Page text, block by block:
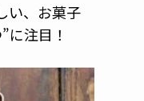
い、お菓子
に注目！